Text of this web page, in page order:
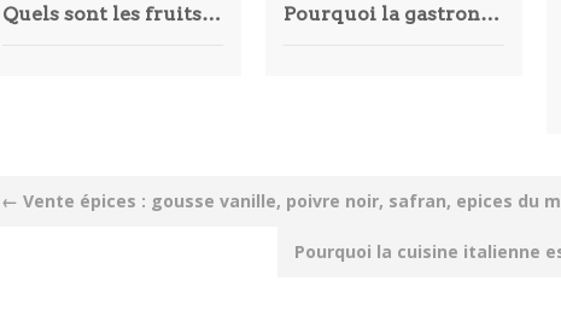
Quels sont les fruits et légumes qui commencent par la lettre D ? Pourquoi la gastronomie angevine mérite d’être découverte lors d’un séjour à Angers ?
Post
← Vente épices : gousse vanille, poivre noir, safran, epices du
Pourquoi la cuisine italienne